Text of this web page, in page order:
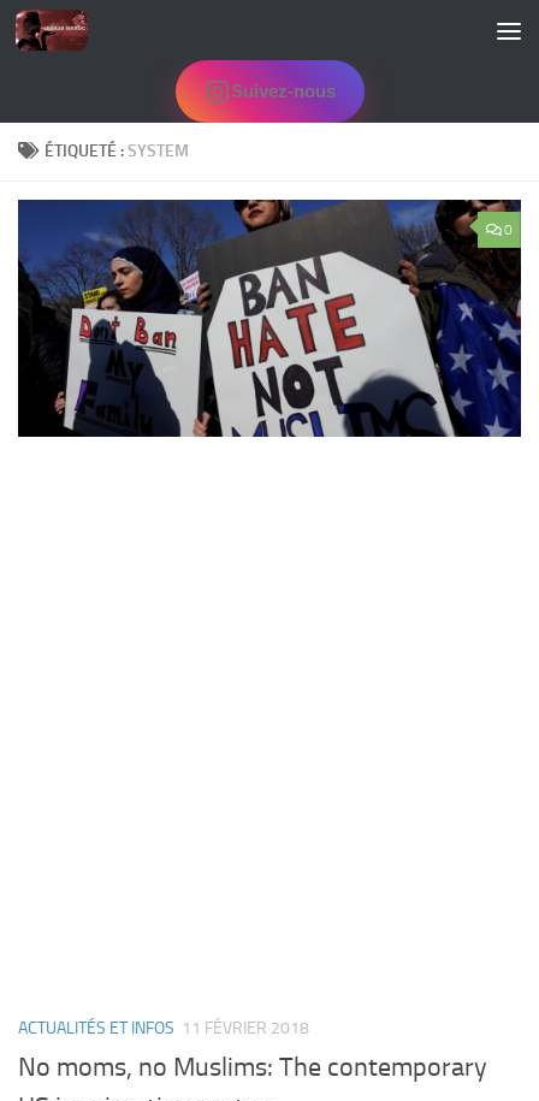
Skip to content
Suivez-nous
ÉTIQUETÉ :SYSTEM
0
ACTUALITÉS ET INFOS 11 FÉVRIER 2018
No moms, no Muslims: The contemporary